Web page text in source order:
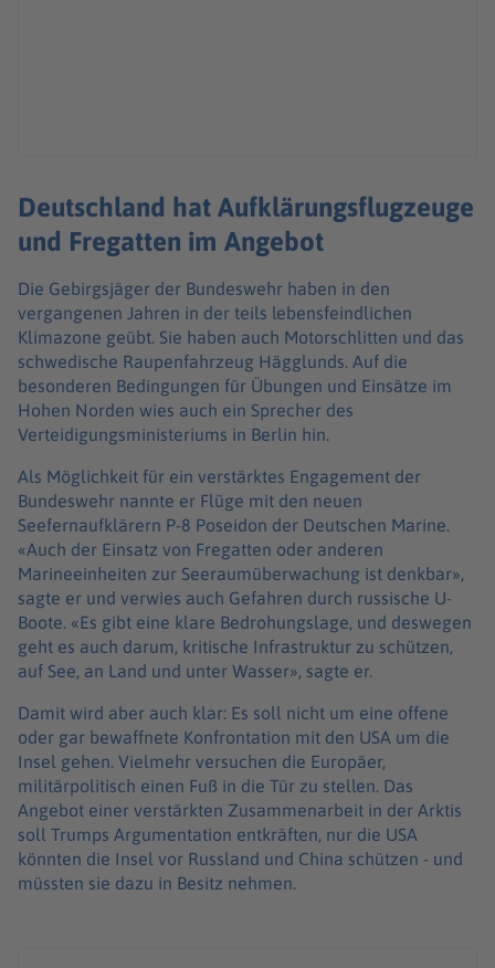
Deutschland hat Aufklärungsflugzeuge
und Fregatten im Angebot
Die Gebirgsjäger der Bundeswehr haben in den
vergangenen Jahren in der teils lebensfeindlichen
Klimazone geübt. Sie haben auch Motorschlitten und das
schwedische Raupenfahrzeug Hägglunds. Auf die
besonderen Bedingungen für Übungen und Einsätze im
Hohen Norden wies auch ein Sprecher des
Verteidigungsministeriums in Berlin hin.
Als Möglichkeit für ein verstärktes Engagement der
Bundeswehr nannte er Flüge mit den neuen
Seefernaufklärern P-8 Poseidon der Deutschen Marine.
«Auch der Einsatz von Fregatten oder anderen
Marineeinheiten zur Seeraumüberwachung ist denkbar»,
sagte er und verwies auch Gefahren durch russische U-
Boote. «Es gibt eine klare Bedrohungslage, und deswegen
geht es auch darum, kritische Infrastruktur zu schützen,
auf See, an Land und unter Wasser», sagte er.
Damit wird aber auch klar: Es soll nicht um eine offene
oder gar bewaffnete Konfrontation mit den USA um die
Insel gehen. Vielmehr versuchen die Europäer,
militärpolitisch einen Fuß in die Tür zu stellen. Das
Angebot einer verstärkten Zusammenarbeit in der Arktis
soll Trumps Argumentation entkräften, nur die USA
könnten die Insel vor Russland und China schützen - und
müssten sie dazu in Besitz nehmen.